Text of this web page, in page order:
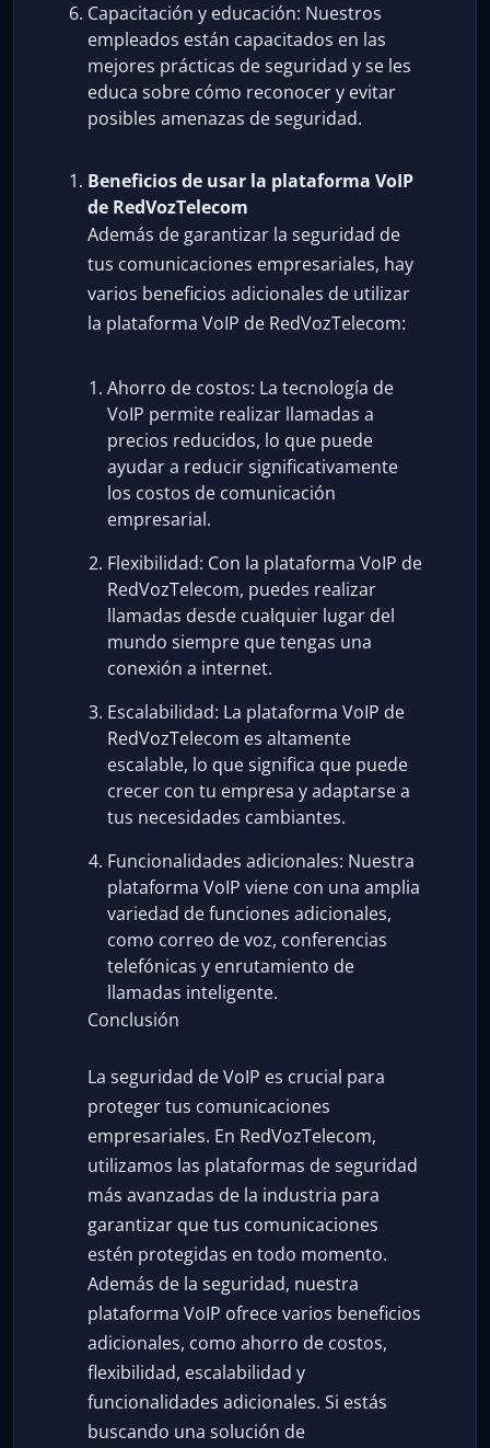
Capacitación y educación: Nuestros
empleados están capacitados en las
mejores prácticas de seguridad y se les
educa sobre cómo reconocer y evitar
posibles amenazas de seguridad.
Beneficios de usar la plataforma VoIP
de RedVozTelecom
Además de garantizar la seguridad de
tus comunicaciones empresariales, hay
varios beneficios adicionales de utilizar
la plataforma VoIP de RedVozTelecom:
Ahorro de costos: La tecnología de
VoIP permite realizar llamadas a
precios reducidos, lo que puede
ayudar a reducir significativamente
los costos de comunicación
empresarial.
Flexibilidad: Con la plataforma VoIP de
RedVozTelecom, puedes realizar
llamadas desde cualquier lugar del
mundo siempre que tengas una
conexión a internet.
Escalabilidad: La plataforma VoIP de
RedVozTelecom es altamente
escalable, lo que significa que puede
crecer con tu empresa y adaptarse a
tus necesidades cambiantes.
Funcionalidades adicionales: Nuestra
plataforma VoIP viene con una amplia
variedad de funciones adicionales,
como correo de voz, conferencias
telefónicas y enrutamiento de
llamadas inteligente.
Conclusión
La seguridad de VoIP es crucial para
proteger tus comunicaciones
empresariales. En RedVozTelecom,
utilizamos las plataformas de seguridad
más avanzadas de la industria para
garantizar que tus comunicaciones
estén protegidas en todo momento.
Además de la seguridad, nuestra
plataforma VoIP ofrece varios beneficios
adicionales, como ahorro de costos,
flexibilidad, escalabilidad y
funcionalidades adicionales. Si estás
buscando una solución de